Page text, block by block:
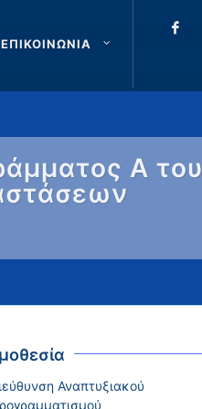
ΕΠΙΚΟΙΝΩΝΙΑ
Α του
Αναπτυξιακού